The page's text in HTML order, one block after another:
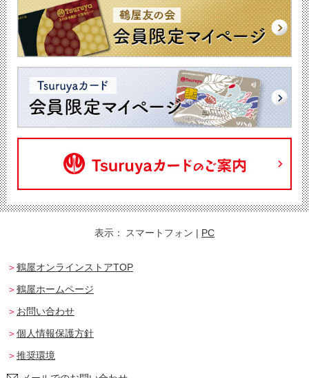
表示： スマートフォン | PC
鶴屋オンラインストアTOP
鶴屋ホームページ
お問い合わせ
個人情報保護方針
推奨環境